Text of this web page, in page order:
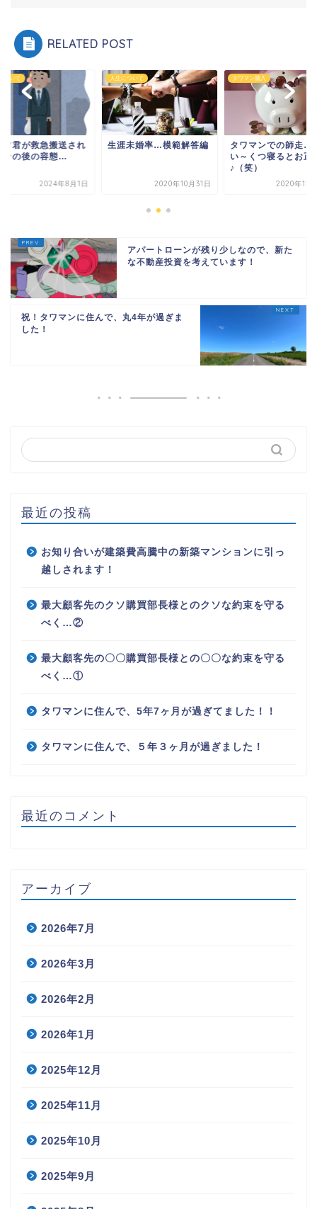
RELATED POST
ついて
ツ君が救急搬送され
その後の容態…
2024年8月1日
人生について
生涯未婚率…模範解答編
2020年10月31日
タワマン購入
タワマンでの師走…
い～くつ寝るとお正
♪（笑）
2020年12
アパートローンが残り少しなので、新た
な不動産投資を考えています！
祝！タワマンに住んで、丸4年が過ぎま
した！
最近の投稿
お知り合いが建築費高騰中の新築マンションに引っ
越しされます！
最大顧客先のクソ購買部長様とのクソな約束を守る
べく…②
最大顧客先の〇〇購買部長様との〇〇な約束を守る
べく…①
タワマンに住んで、5年7ヶ月が過ぎてました！！
タワマンに住んで、５年３ヶ月が過ぎました！
最近のコメント
アーカイブ
2026年7月
2026年3月
2026年2月
2026年1月
2025年12月
2025年11月
2025年10月
2025年9月